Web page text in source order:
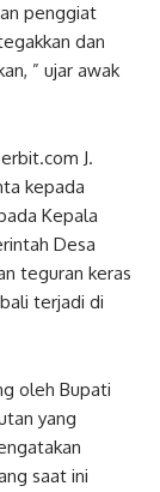
penggiat
dan
” ujar awak
J.
kepada
Kepala
Desa
teguran keras
terjadi di
oleh Bupati
yang
saat ini